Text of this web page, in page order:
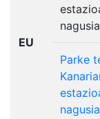
EU
Parke